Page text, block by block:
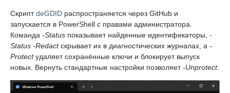
СкриптdeGDID распространяется через GitHub и
запускается в PowerShell с правами администратора.
Команда -Status показывает найденные идентификаторы, -
Status -Redactскрывает их в диагностических журналах, а -
Protectудаляет сохранённые ключи и блокирует выпуск
новых. Вернуть стандартные настройки позволяет-Unprotect.